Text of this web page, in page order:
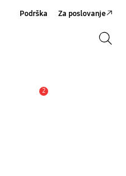
Podrška Za poslovanje
2